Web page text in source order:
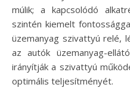
múlik; a kapcsolódó
szintén kiemelt
üzemanyag szivattyú relé,
az autók üzemanyag-
irányítják a szivattyú
optimális teljesítményét.